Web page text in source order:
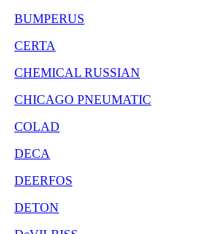
BUMPERUS
CERTA
CHEMICAL RUSSIAN
CHICAGO PNEUMATIC
COLAD
DECA
DEERFOS
DETON